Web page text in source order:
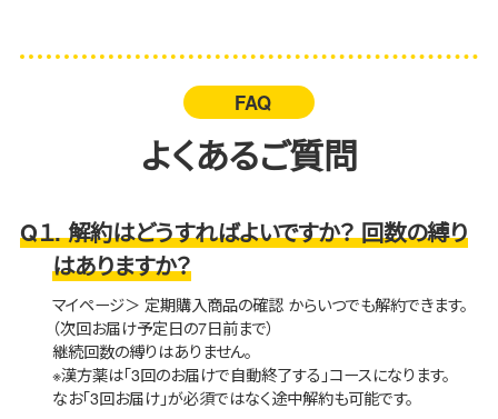
FAQ
よくあるご質問
Q１. 解約はどうすればよいですか？ 回数の縛り
はありますか？
マイページ＞ 定期購入商品の確認 からいつでも解約できます。
（次回お届け予定日の7日前まで）
継続回数の縛りはありません。
※漢方薬は「3回のお届けで自動終了する」コースになります。
なお「3回お届け」が必須ではなく途中解約も可能です。